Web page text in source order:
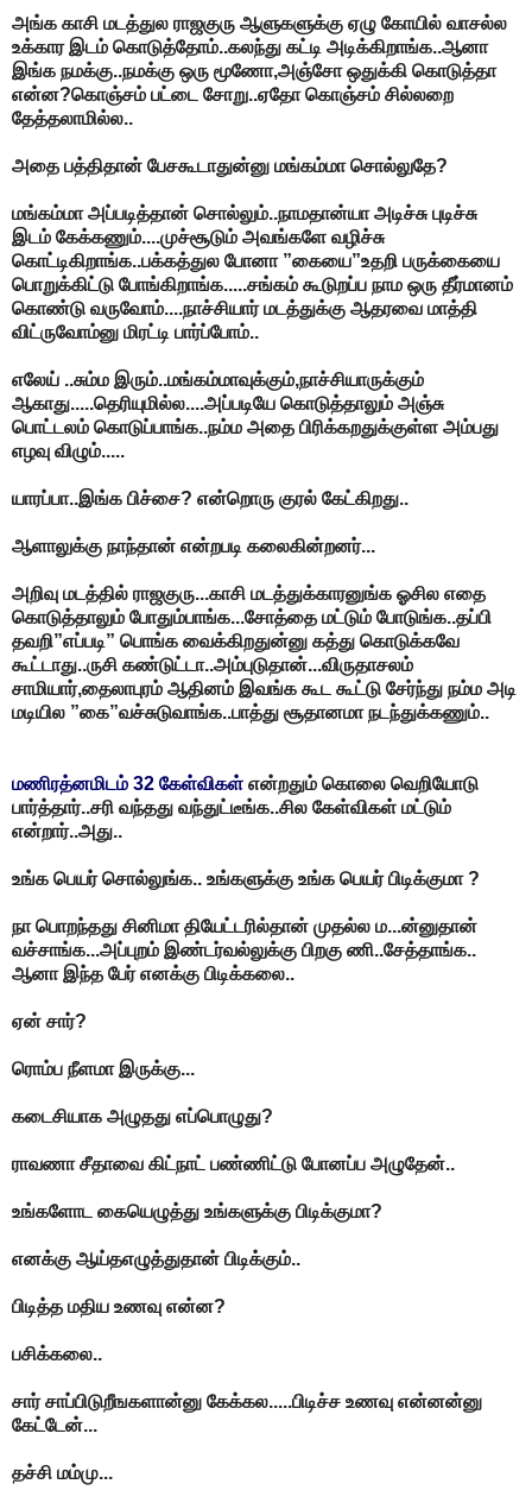
அங்க காசி மடத்துல ராஜகுரு ஆளுகளுக்கு ஏழு கோயில் வாசல்ல
உக்கார இடம் கொடுத்தோம்..கலந்து கட்டி அடிக்கிறாங்க..ஆனா
இங்க நமக்கு..நமக்கு ஒரு மூணோ,அஞ்சோ ஒதுக்கி கொடுத்தா
என்ன?கொஞ்சம் பட்டை சோறு..ஏதோ கொஞ்சம் சில்லறை
தேத்தலாமில்ல..
அதை பத்திதான் பேசகூடாதுன்னு மங்கம்மா சொல்லுதே?
மங்கம்மா அப்படித்தான் சொல்லும்..நாமதான்யா அடிச்சு புடிச்சு
இடம் கேக்கணும்....முச்சூடும் அவங்களே வழிச்சு
கொட்டிகிறாங்க..பக்கத்துல போனா ”கையை”உதறி பருக்கையை
பொறுக்கிட்டு போங்கிறாங்க.....சங்கம் கூடுறப்ப நாம ஒரு தீர்மானம்
கொண்டு வருவோம்....நாச்சியார் மடத்துக்கு ஆதரவை மாத்தி
விட்ருவோம்னு மிரட்டி பார்ப்போம்..
எலேய் ..சும்ம இரும்..மங்கம்மாவுக்கும்,நாச்சியாருக்கும்
ஆகாது.....தெரியுமில்ல....அப்படியே கொடுத்தாலும் அஞ்சு
பொட்டலம் கொடுப்பாங்க..நம்ம அதை பிரிக்கறதுக்குள்ள அம்பது
எழவு விழும்.....
யாரப்பா..இங்க பிச்சை? என்றொரு குரல் கேட்கிறது..
ஆளாலுக்கு நாந்தான் என்றபடி கலைகின்றனர்...
அறிவு மடத்தில் ராஜகுரு...காசி மடத்துக்காரனுங்க ஓசில எதை
கொடுத்தாலும் போதும்பாங்க...சோத்தை மட்டும் போடுங்க..தப்பி
தவறி”எப்படி” பொங்க வைக்கிறதுன்னு கத்து கொடுக்கவே
கூட்டாது..ருசி கண்டுட்டா..அம்புடுதான்...விருதாசலம்
சாமியார்,தைலாபுரம் ஆதினம் இவங்க கூட கூட்டு சேர்ந்து நம்ம அடி
மடியில ”கை”வச்சுடுவாங்க..பாத்து சூதானமா நடந்துக்கணும்..
மணிரத்னமிடம் 32 கேள்விகள் என்றதும் கொலை வெறியோடு
பார்த்தார்..சரி வந்தது வந்துட்டீங்க..சில கேள்விகள் மட்டும்
என்றார்..அது..
உங்க பெயர் சொல்லுங்க.. உங்களுக்கு உங்க பெயர் பிடிக்குமா ?
நா பொறந்தது சினிமா தியேட்டரில்தான் முதல்ல ம...ன்னுதான்
வச்சாங்க...அப்புறம் இண்டர்வல்லுக்கு பிறகு ணி..சேத்தாங்க..
ஆனா இந்த பேர் எனக்கு பிடிக்கலை..
ஏன் சார்?
ரொம்ப நீளமா இருக்கு...
கடைசியாக அழுதது எப்பொழுது?
ராவணா சீதாவை கிட்நாட் பண்ணிட்டு போனப்ப அழுதேன்..
உங்களோட கையெழுத்து உங்களுக்கு பிடிக்குமா?
எனக்கு ஆய்தஎழுத்துதான் பிடிக்கும்..
பிடித்த மதிய உணவு என்ன?
பசிக்கலை..
சார் சாப்பிடுறீஙகளான்னு கேக்கல.....பிடிச்ச உணவு என்னன்னு
கேட்டேன்...
தச்சி மம்மு...